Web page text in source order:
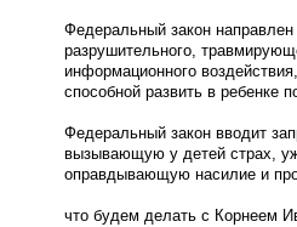
Федеральный закон
разрушительного,
информационного
способной развить в ребенке
Федеральный закон вводит
вызывающую у детей страх,
оправдывающую насилие и
что будем делать с Корнеем